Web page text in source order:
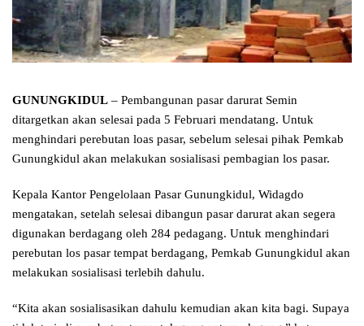
GUNUNGKIDUL – Pembangunan pasar darurat Semin
ditargetkan akan selesai pada 5 Februari mendatang. Untuk
menghindari perebutan loas pasar, sebelum selesai pihak Pemkab
Gunungkidul akan melakukan sosialisasi pembagian los pasar.
Kepala Kantor Pengelolaan Pasar Gunungkidul, Widagdo
mengatakan, setelah selesai dibangun pasar darurat akan segera
digunakan berdagang oleh 284 pedagang. Untuk menghindari
perebutan los pasar tempat berdagang, Pemkab Gunungkidul akan
melakukan sosialisasi terlebih dahulu.
“Kita akan sosialisasikan dahulu kemudian akan kita bagi. Supaya